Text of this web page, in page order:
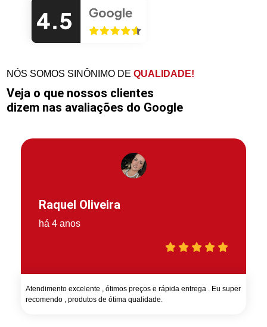
NÓS SOMOS SINÔNIMO DEQUALIDADE!
Veja o que nossos clientes
dizem nas avaliações do Google
Raquel Oliveira
há 4 anos
Atendimento excelente , ótimos preços e rápida entrega . Eu super
recomendo , produtos de ótima qualidade.